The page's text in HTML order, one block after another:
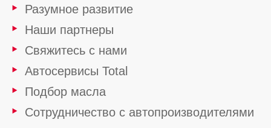
Разумное развитие
Наши партнеры
Свяжитесь с нами
Автосервисы Total
Подбор масла
Сотрудничество с автопроизводителями